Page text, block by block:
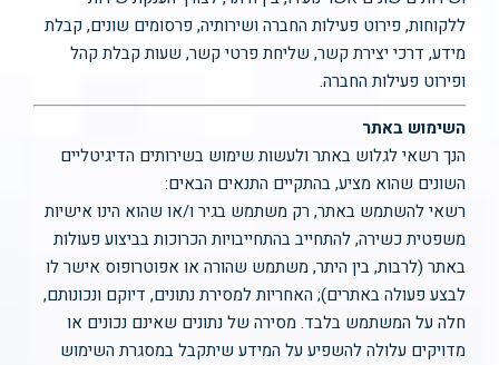
ללקוחות, פירוט פעילות החברה ושירותיה, פרסומים שונים, קבלת
מידע, דרכי יצירת קשר, שליחת פרטי קשר, שעות קבלת קהל
ופירוט פעילות החברה.
השימוש באתר
הנך רשאי לגלוש באתר ולעשות שימוש בשירותים הדיגיטליים
השונים שהוא מציע, בהתקיים התנאים הבאים:
רשאי להשתמש באתר, רק משתמש בגיר ו/או שהוא הינו אישיות
משפטית כשירה, להתחייב בהתחייבויות הכרוכות בביצוע פעולות
באתר (לרבות, בין היתר, משתמש שהורה או אפוטרופוס אישר לו
לבצע פעולה באתרים); האחריות למסירת נתונים, דיוקם ונכונותם,
חלה על המשתמש בלבד. מסירה של נתונים שאינם נכונים או
מדויקים עלולה להשפיע על המידע שיתקבל במסגרת השימוש